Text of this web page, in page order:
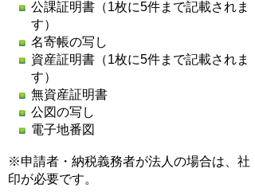
公課証明書（1枚に5件まで記載されま
す）
名寄帳の写し
資産証明書（1枚に5件まで記載されま
す）
無資産証明書
公図の写し
電子地番図
※申請者・納税義務者が法人の場合は、社
印が必要です。